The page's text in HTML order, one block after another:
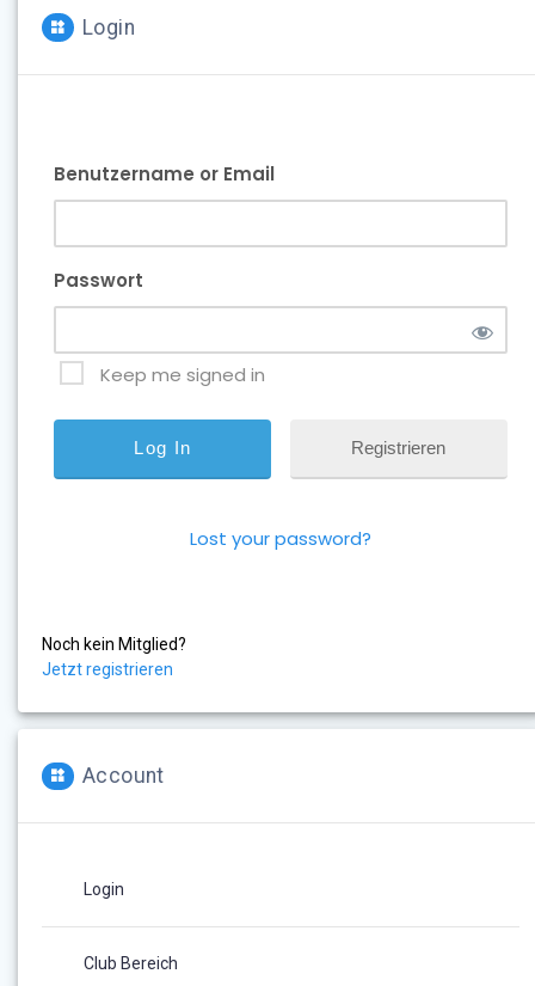
Login
Benutzername or Email
Passwort
Keep me signed in
Registrieren
Lost your password?
Noch kein Mitglied?
Jetzt registrieren
Account
Login
Club Bereich